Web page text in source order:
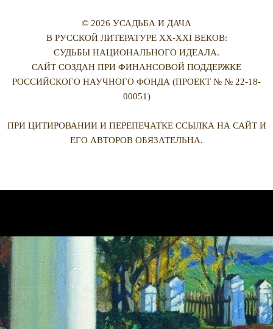
© 2026 УСАДЬБА И ДАЧА
В РУССКОЙ ЛИТЕРАТУРЕ XX-XXI ВЕКОВ:
СУДЬБЫ НАЦИОНАЛЬНОГО ИДЕАЛА.
САЙТ СОЗДАН ПРИ ФИНАНСОВОЙ ПОДДЕРЖКЕ
РОССИЙСКОГО НАУЧНОГО ФОНДА (ПРОЕКТ № № 22-18-
00051)
ПРИ ЦИТИРОВАНИИ И ПЕРЕПЕЧАТКЕ ССЫЛКА НА САЙТ И
ЕГО АВТОРОВ ОБЯЗАТЕЛЬНА.